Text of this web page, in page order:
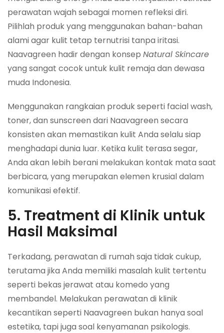
perawatan wajah sebagai momen refleksi diri.
Pilihlah produk yang menggunakan bahan-bahan
alami agar kulit tetap ternutrisi tanpa iritasi.
Naavagreen hadir dengan konsep Natural Skincare
yang sangat cocok untuk kulit remaja dan dewasa
muda Indonesia.
Menggunakan rangkaian produk seperti facial wash,
toner, dan sunscreen dari Naavagreen secara
konsisten akan memastikan kulit Anda selalu siap
menghadapi dunia luar. Ketika kulit terasa segar,
Anda akan lebih berani melakukan kontak mata saat
berbicara, yang merupakan elemen krusial dalam
komunikasi efektif.
5. Treatment di Klinik untuk
Hasil Maksimal
Terkadang, perawatan di rumah saja tidak cukup,
terutama jika Anda memiliki masalah kulit tertentu
seperti bekas jerawat atau komedo yang
membandel. Melakukan perawatan di klinik
kecantikan seperti Naavagreen bukan hanya soal
estetika, tapi juga soal kenyamanan psikologis.